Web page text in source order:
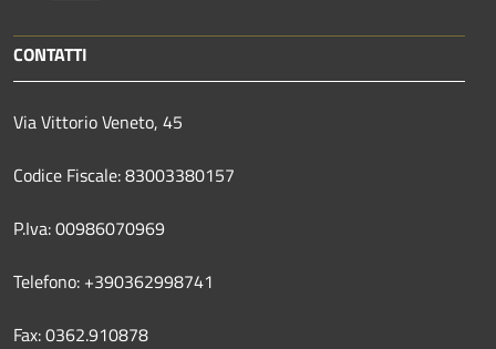
CONTATTI
Via Vittorio Veneto, 45
Codice Fiscale: 83003380157
P.Iva: 00986070969
Telefono: +390362998741
Fax: 0362.910878